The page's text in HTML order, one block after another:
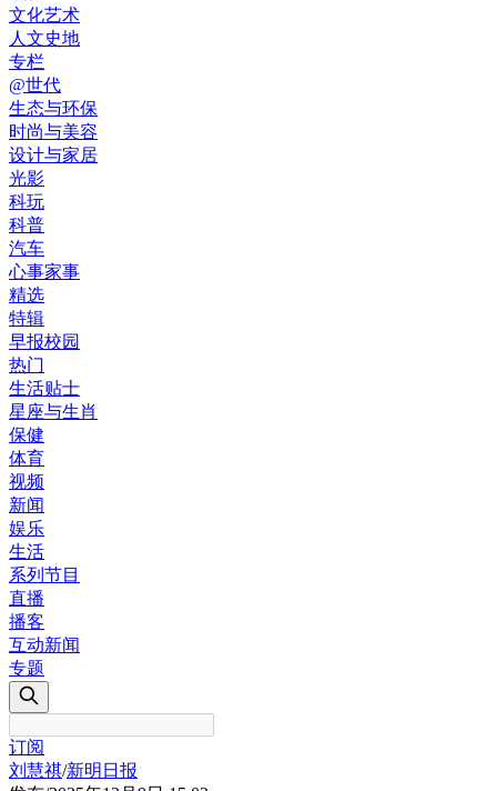
文化艺术
人文史地
专栏
@世代
生态与环保
时尚与美容
设计与家居
光影
科玩
科普
汽车
心事家事
精选
特辑
早报校园
热门
生活贴士
星座与生肖
保健
体育
视频
新闻
娱乐
生活
系列节目
直播
播客
互动新闻
专题
订阅
刘慧祺/新明日报